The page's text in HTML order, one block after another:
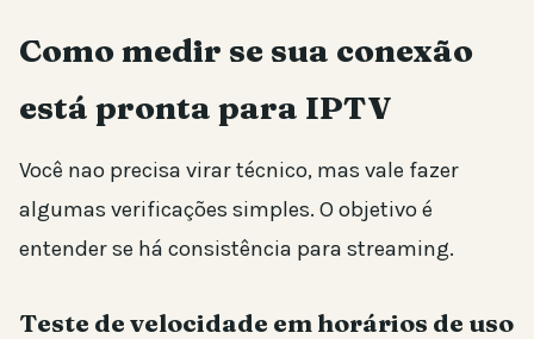
Como medir se sua conexão
está pronta para IPTV
Você nao precisa virar técnico, mas vale fazer
algumas verificações simples. O objetivo é
entender se há consistência para streaming.
Teste de velocidade em horários de uso